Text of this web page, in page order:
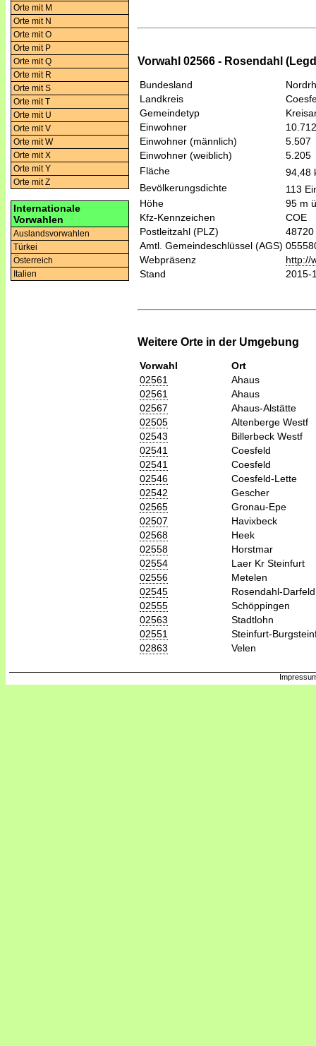
Orte mit M
Orte mit N
Orte mit O
Orte mit P
Orte mit Q
Orte mit R
Orte mit S
Orte mit T
Orte mit U
Orte mit V
Orte mit W
Orte mit X
Orte mit Y
Orte mit Z
Internationale
Vorwahlen
Auslandsvorwahlen
Türkei
Österreich
Italien
Vorwahl 02566 - Rosendahl
Bundesland
Landkreis
Gemeindetyp
Einwohner
10.712
Einwohner (männlich)
5.507
Einwohner (weiblich)
5.205
Fläche
94,48
Bevölkerungsdichte
113
Höhe
95 m
Kfz-Kennzeichen
COE
Postleitzahl (PLZ)
48720
Amtl. Gemeindeschlüssel (AGS)
Webpräsenz
http://
Stand
2015-
Weitere Orte in der Umgebung
Vorwahl
Ort
02561
Ahaus
02561
Ahaus
02567
Ahaus-Alstätte
02505
Altenberge Westf
02543
Billerbeck Westf
02541
Coesfeld
02541
Coesfeld
02546
Coesfeld-Lette
02542
Gescher
02565
Gronau-Epe
02507
Havixbeck
02568
Heek
02558
Horstmar
02554
Laer Kr Steinfurt
02556
Metelen
02545
Rosendahl-Darfeld
02555
Schöppingen
02563
Stadtlohn
02551
Steinfurt-
02863
Velen